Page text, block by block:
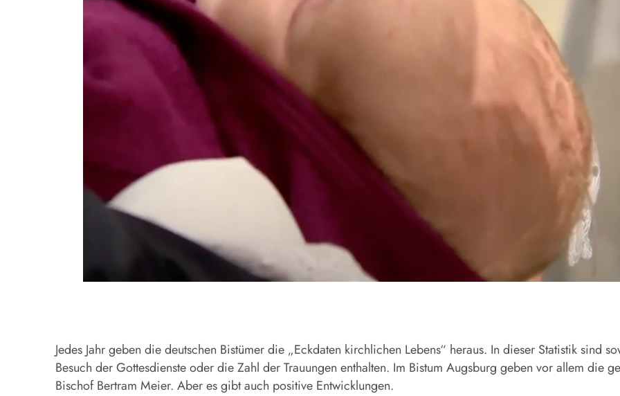
Jedes Jahr geben die deutschen Bistümer die „Eckdaten kirchlichen Lebens“ heraus. In dieser Statistik sind
Besuch der Gottesdienste oder die Zahl der Trauungen enthalten. Im Bistum Augsburg geben vor allem die
Bischof Bertram Meier. Aber es gibt auch positive Entwicklungen.